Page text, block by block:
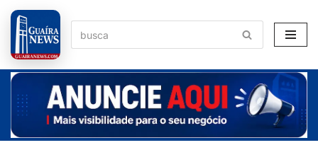
Pular
para
o
conteúdo